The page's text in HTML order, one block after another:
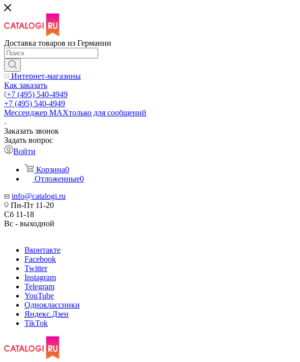
Доставка товаров из Германии
Интернет-магазины
Как заказать
+7 (495) 540-4949
+7 (495) 540-4949
Мессенджер МАХтолько для сообщений
Заказать звонок
Задать вопрос
Войти
Корзина0
Отложенные0
info@catalogi.ru
Пн-Пт 11-20
Сб 11-18
Вс - выходной
Вконтакте
Facebook
Twitter
Instagram
Telegram
YouTube
Одноклассники
Яндекс.Дзен
TikTok